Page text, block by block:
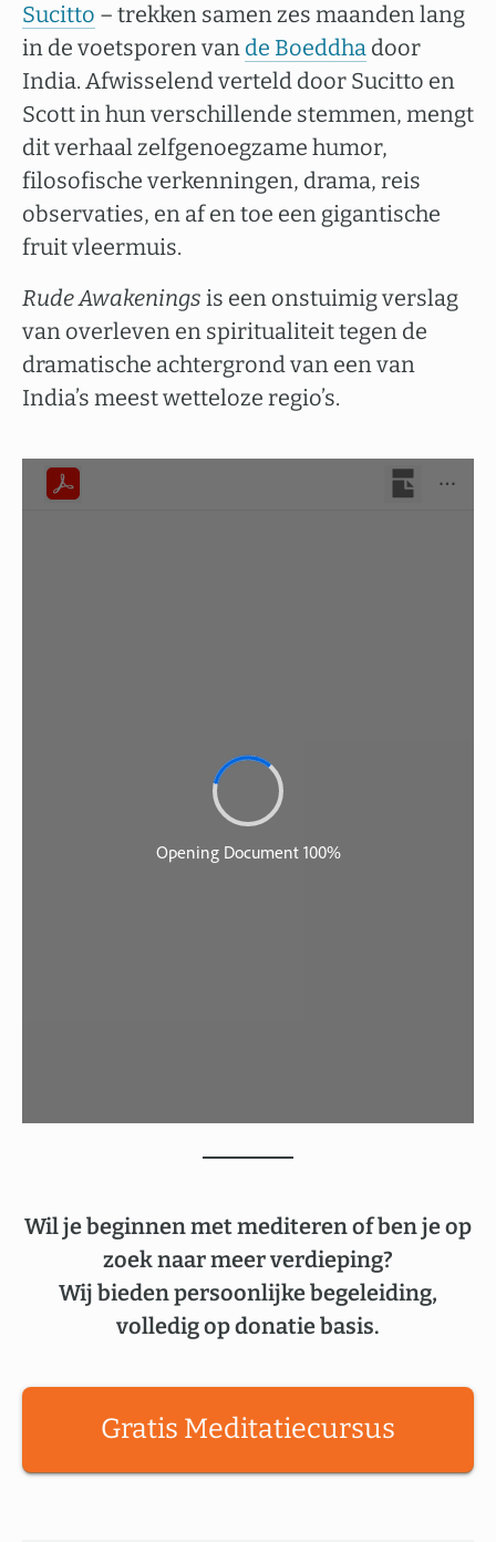
Sucitto – trekken samen zes maanden lang
in de voetsporen van de Boeddha door
India. Afwisselend verteld door Sucitto en
Scott in hun verschillende stemmen, mengt
dit verhaal zelfgenoegzame humor,
filosofische verkenningen, drama, reis
observaties, en af en toe een gigantische
fruit vleermuis.
Rude Awakenings is een onstuimig verslag
van overleven en spiritualiteit tegen de
dramatische achtergrond van een van
India’s meest wetteloze regio’s.
Wil je beginnen met mediteren of ben je op
zoek naar meer verdieping?
Wij bieden persoonlijke begeleiding,
volledig op donatie basis.
Gratis Meditatiecursus